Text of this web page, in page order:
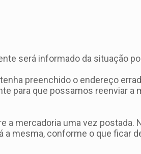
será informado da situação
preenchido o endereço
para que possamos reenviar a
a mercadoria uma vez postada.
a mesma, conforme o que ficar